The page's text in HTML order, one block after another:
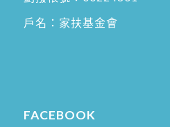
戶名：家扶基金會
FACEBOOK